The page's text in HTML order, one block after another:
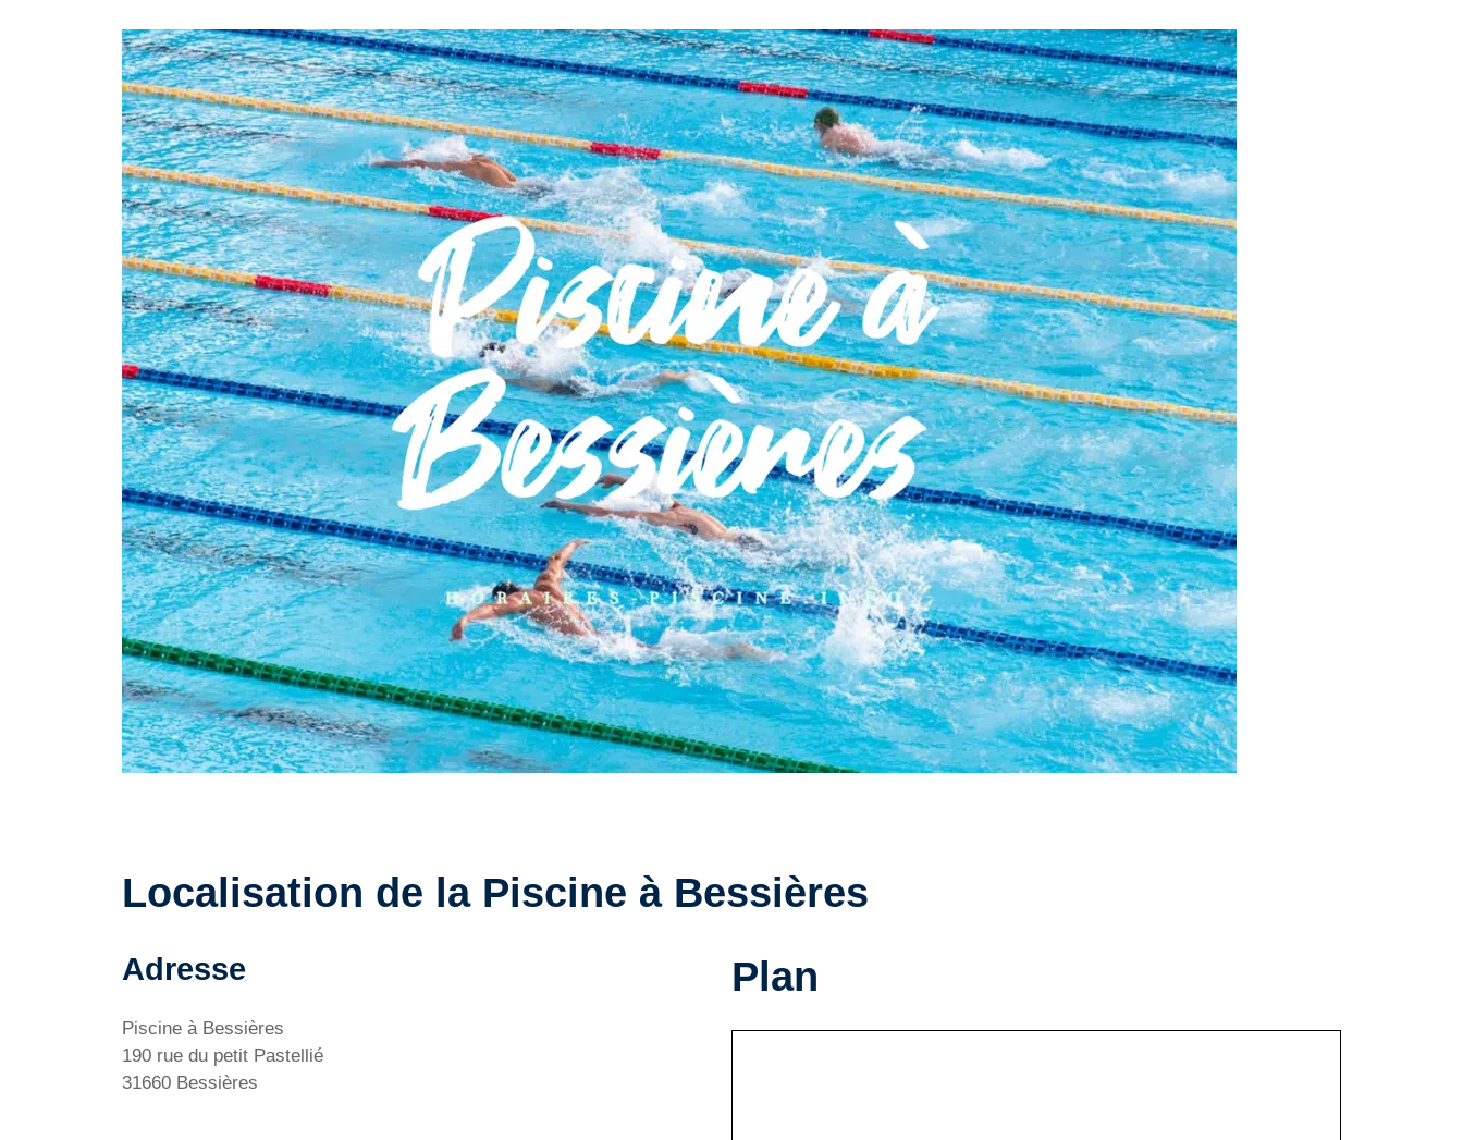
Localisation de la Piscine à Bessières
Adresse
Piscine à Bessières
190 rue du petit Pastellié
31660 Bessières
Plan